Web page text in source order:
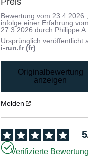
Bewertung vom 23.4.2026
infolge einer Erfahrung
27.3.2026 durch Philippe A.
Ursprünglich veröffentlicht
i-run.fr (fr)
Originalbewertung
anzeigen
Melden
5
Verifizierte